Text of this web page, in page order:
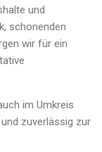
und
schonenden
wir für ein
im Umkreis
zuverlässig zur